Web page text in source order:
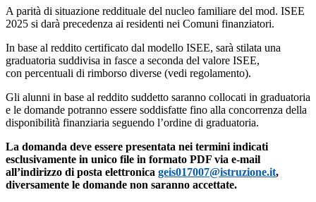
A parità di situazione reddituale del nucleo familiare del mod. ISEE
2025 si darà precedenza ai residenti nei Comuni finanziatori.
In base al reddito certificato dal modello ISEE, sarà stilata una
graduatoria suddivisa in fasce a seconda del valore ISEE,
con percentuali di rimborso diverse (vedi regolamento).
Gli alunni in base al reddito suddetto saranno collocati in graduatoria
e le domande potranno essere soddisfatte fino alla concorrenza della
disponibilità finanziaria seguendo l’ordine di graduatoria.
La domanda deve essere presentata nei termini indicati
esclusivamente in unico file in formato PDF via e-mail
all’indirizzo di posta elettronica geis017007@istruzione.it,
diversamente le domande non saranno accettate.